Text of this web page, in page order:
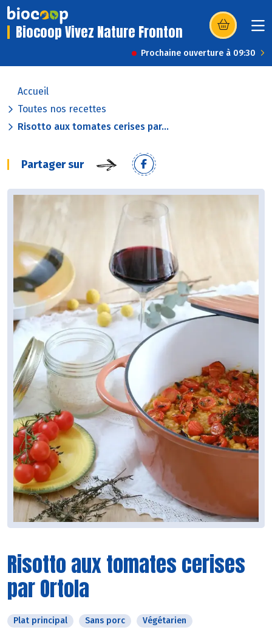
Biocoop Vivez Nature Fronton (s’ouvre dans
Prochaine ouverture à 09:30
Accueil
Toutes nos recettes
Risotto aux tomates cerises par...
Partager sur
Risotto aux tomates cerises
par Ortola
Plat principal Sans porc Végétarien